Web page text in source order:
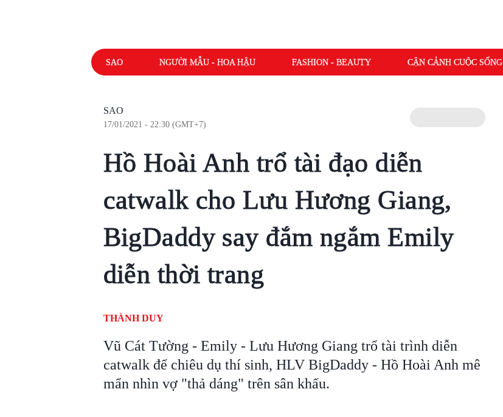
SAO NGƯỜI MẪU - HOA HẬU FASHION - BEAUTY CẬN CẢNH CUỘC SỐNG
SAO
17/01/2021 - 22:30 (GMT+7)
Hồ Hoài Anh trổ tài đạo diễn
catwalk cho Lưu Hương Giang,
BigDaddy say đắm ngắm Emily
diễn thời trang
THÀNH DUY
Vũ Cát Tường - Emily - Lưu Hương Giang trổ tài trình diễn
catwalk để chiêu dụ thí sinh, HLV BigDaddy - Hồ Hoài Anh mê
mẩn nhìn vợ "thả dáng" trên sân khấu.